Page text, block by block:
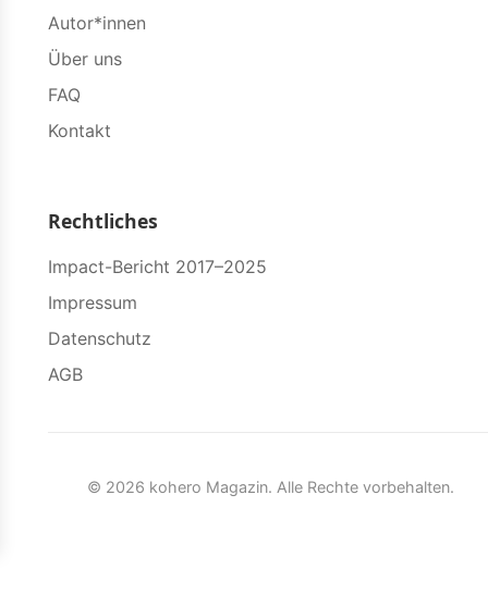
Autor*innen
Über uns
FAQ
Kontakt
Rechtliches
Impact-Bericht 2017–2025
Impressum
Datenschutz
AGB
© 2026 kohero Magazin. Alle Rechte vorbehalten.